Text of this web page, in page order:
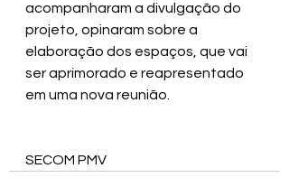
acompanharam a divulgação do
projeto, opinaram sobre a
elaboração dos espaços, que vai
ser aprimorado e reapresentado
em uma nova reunião.
SECOM PMV